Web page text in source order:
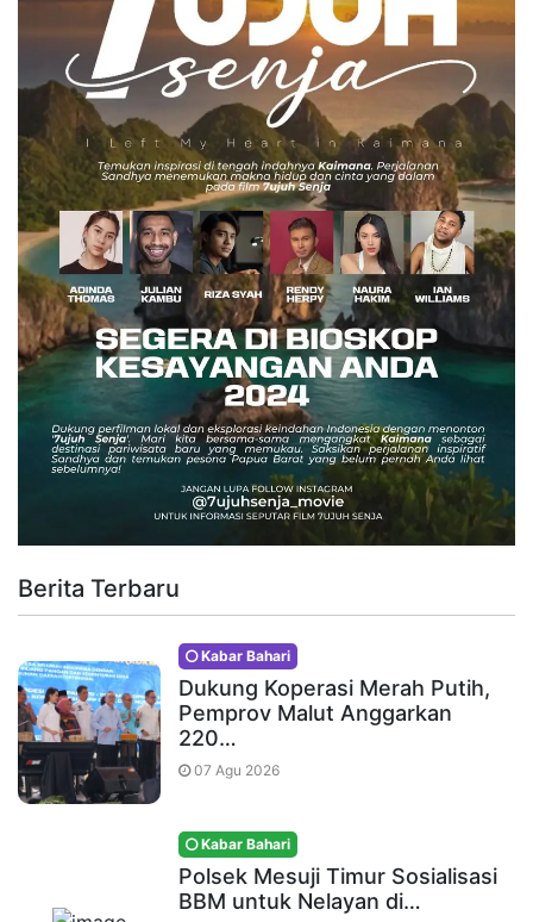
Berita Terbaru
Kabar Bahari
Dukung Koperasi Merah Putih,
Pemprov Malut Anggarkan
220…
07 Agu 2026
Kabar Bahari
Polsek Mesuji Timur Sosialisasi
BBM untuk Nelayan di…